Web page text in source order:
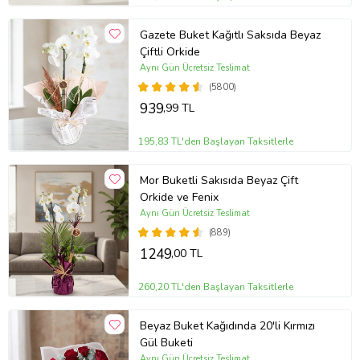
neden olabileceğinden drenajı iyi bir saksı kullanmanız önemlidir.
Nem dengesini korumak için yapraklara hafif su püskürtebilir ve
çiçeklenme döneminde besin takviyesi yaparak sağlıklı bir gelişim
sağlayabilirsiniz.
Not:Ürün mevsimsel şartları sebebiyle gonca halinde, kapalı olarak
gönderilebilir. Kapalı olan goncalar 1-2 gün içerisinde, oda
sıcaklığında açmaktadır.
Stok durumuna göre ürünlerde ufak değişiklikler olabilir.
Not:Saksı, sert ve dayanıklı bir plastik türü olan polimer
malzemeden üretilmiştir.
Ürün Kodu:at5817
Gazete Buket Kağıtlı Saksıda Beyaz
Çiftli Orkide
(5800)
Aynı Gün Ücretsiz Teslimat
939,99 TL
195,83 TL'den Başlayan Taksitlerle
Mor Buketli Sakısıda Beyaz Çift
Orkide ve Fenix
(889)
Aynı Gün Ücretsiz Teslimat
1249,00 TL
260,20 TL'den Başlayan Taksitlerle
Beyaz Buket Kağıdında 20'li Kırmızı
Gül Buketi